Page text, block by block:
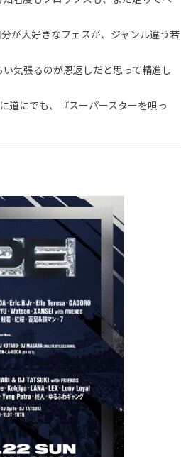
が大好きなフェスが、ジャンル違う若
気張るのが恩返しだと思って精進し
道にでも、『スーパースターを唄っ